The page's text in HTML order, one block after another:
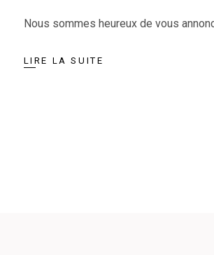
Nous sommes heureux de vous